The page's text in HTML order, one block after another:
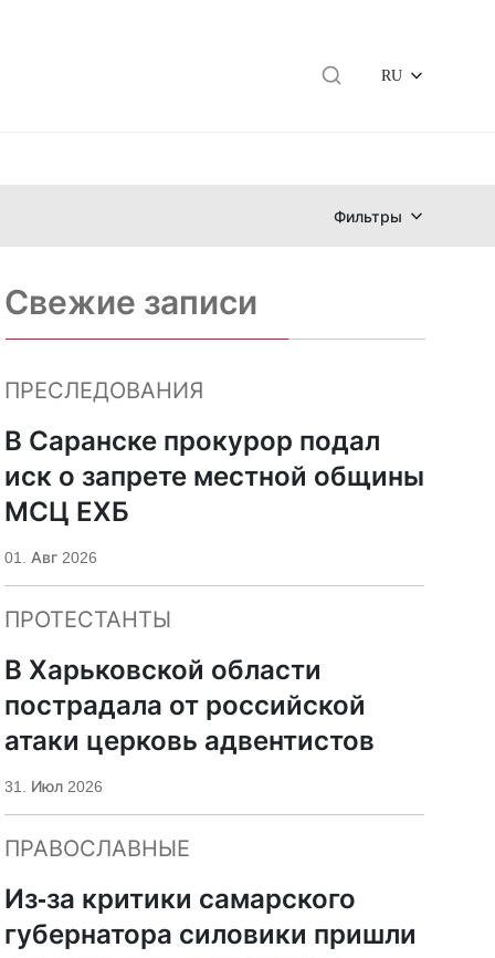
RU
Фильтры
Свежие записи
ПРЕСЛЕДОВАНИЯ
В Саранске прокурор подал
иск о запрете местной общины
МСЦ ЕХБ
01. Авг 2026
ПРОТЕСТАНТЫ
В Харьковской области
пострадала от российской
атаки церковь адвентистов
31. Июл 2026
ПРАВОСЛАВНЫЕ
Из-за критики самарского
губернатора силовики пришли